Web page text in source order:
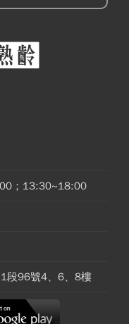
；13:30~18:00
段96號4、6、8樓